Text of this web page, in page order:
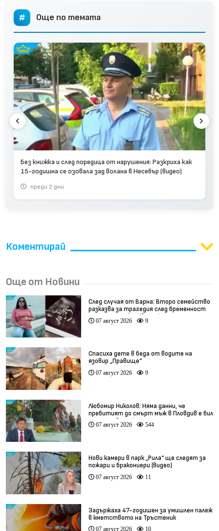
Още по темата
Без книжка и след поредица от нарушения: Разкриха как
15-годишна се озовала зад волана в Несебър (видео)
преди 2 дни
Коментирай
Още от Новини
След случая от Варна: Второ семейство
разказва за трагедия след бременност
при същия лекар (видео)
07 август 2026 9
Спасиха дете в беда от водите на
язовир „Правище“
07 август 2026 9
Любомир Николов: Няма данни, че
пребитият до смърт мъж в Пловдив е бил
педофил (видео)
07 август 2026 544
Нови камери в парк „Рила“ ще следят за
пожари и бракониери (видео)
07 август 2026 11
Задържаха 47-годишен за умишлен палеж
в кметството на Тръстеник
07 август 2026 10